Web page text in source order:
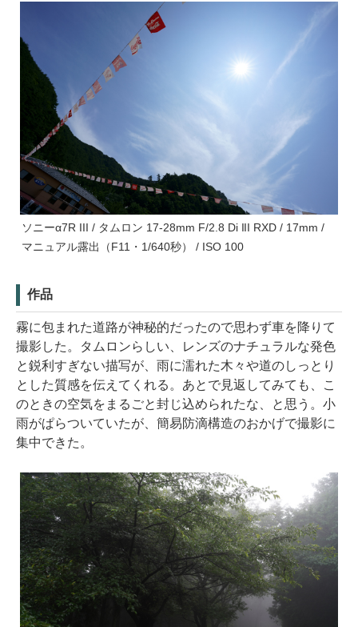
ソニーα7R III / タムロン 17-28mm F/2.8 Di III RXD / 17mm /
マニュアル露出（F11・1/640秒） / ISO 100
作品
霧に包まれた道路が神秘的だったので思わず車を降りて
撮影した。タムロンらしい、レンズのナチュラルな発色
と鋭利すぎない描写が、雨に濡れた木々や道のしっとり
とした質感を伝えてくれる。あとで見返してみても、こ
のときの空気をまるごと封じ込められたな、と思う。小
雨がぱらついていたが、簡易防滴構造のおかげで撮影に
集中できた。